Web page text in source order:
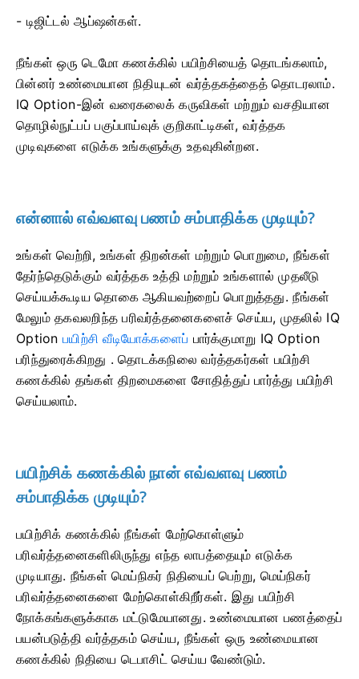
- டிஜிட்டல் ஆப்ஷன்கள்.
நீங்கள் ஒரு டெமோ கணக்கில் பயிற்சியைத் தொடங்கலாம்,
பின்னர் உண்மையான நிதியுடன் வர்த்தகத்தைத் தொடரலாம்.
IQ Option-இன் வரைகலைக் கருவிகள் மற்றும் வசதியான
தொழில்நுட்பப் பகுப்பாய்வுக் குறிகாட்டிகள், வர்த்தக
முடிவுகளை எடுக்க உங்களுக்கு உதவுகின்றன.
என்னால் எவ்வளவு பணம் சம்பாதிக்க முடியும்?
உங்கள் வெற்றி, உங்கள் திறன்கள் மற்றும் பொறுமை, நீங்கள்
தேர்ந்தெடுக்கும் வர்த்தக உத்தி மற்றும் உங்களால் முதலீடு
செய்யக்கூடிய தொகை ஆகியவற்றைப் பொறுத்தது. நீங்கள்
மேலும் தகவலறிந்த பரிவர்த்தனைகளைச் செய்ய, முதலில் IQ
Option பயிற்சி வீடியோக்களைப் பார்க்குமாறு IQ Option
பரிந்துரைக்கிறது . தொடக்கநிலை வர்த்தகர்கள் பயிற்சி
கணக்கில் தங்கள் திறமைகளை சோதித்துப் பார்த்து பயிற்சி
செய்யலாம்.
பயிற்சிக் கணக்கில் நான் எவ்வளவு பணம்
சம்பாதிக்க முடியும்?
பயிற்சிக் கணக்கில் நீங்கள் மேற்கொள்ளும்
பரிவர்த்தனைகளிலிருந்து எந்த லாபத்தையும் எடுக்க
முடியாது. நீங்கள் மெய்நிகர் நிதியைப் பெற்று, மெய்நிகர்
பரிவர்த்தனைகளை மேற்கொள்கிறீர்கள். இது பயிற்சி
நோக்கங்களுக்காக மட்டுமேயானது. உண்மையான பணத்தைப்
பயன்படுத்தி வர்த்தகம் செய்ய, நீங்கள் ஒரு உண்மையான
கணக்கில் நிதியை டெபாசிட் செய்ய வேண்டும்.